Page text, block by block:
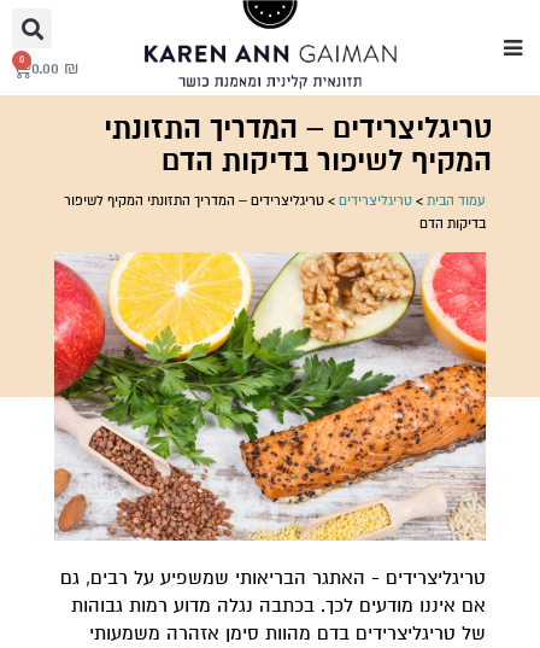
0.00 ₪
0
טריגליצרידים – המדריך התזונתי
המקיף לשיפור בדיקות הדם
עמוד הבית> טריגליצרידים> טריגליצרידים – המדריך התזונתי המקיף לשיפור
בדיקות הדם
טריגליצרידים - האתגר הבריאותי שמשפיע על רבים, גם
אם איננו מודעים לכך. בכתבה נגלה מדוע רמות גבוהות
של טריגליצרידים בדם מהוות סימן אזהרה משמעותי